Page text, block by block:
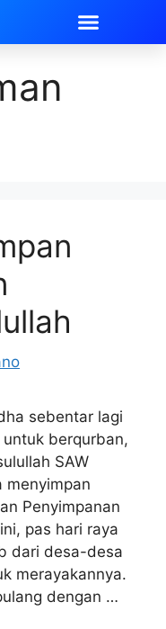
sebentar lagi
berqurban,
SAW
menyimpan
Penyimpanan
pas hari raya
dari desa-desa
merayakannya.
dengan …